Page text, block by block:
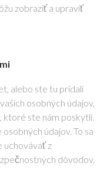
zobraziť a upraviť
alebo ste tu pridali
osobných údajov,
ktoré ste nám poskytli.
údajov. To sa
uchovávať z
dôvodov.